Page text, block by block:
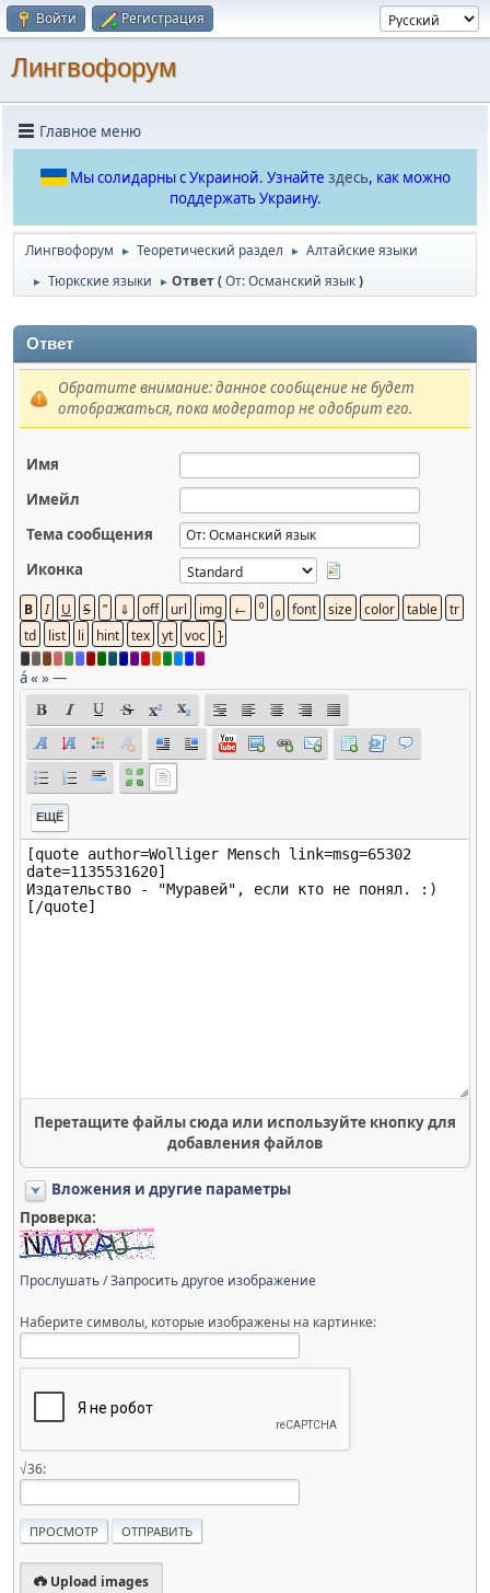
Войти Регистрация
Лингвофорум
Главное меню
Мы солидарны с Украиной. Узнайте здесь, как можно
поддержать Украину.
Лингвофорум ► Теоретический раздел ► Алтайские языки
► Тюркские языки ► Ответ (От: Османский язык)
Ответ
Обратите внимание: данное сообщение не будет
отображаться, пока модератор не одобрит его.
Имя
Имейл
Тема сообщения
Иконка
á« »—
ЕЩЁ
Перетащите файлы сюда или используйте кнопку для
добавления файлов
Вложения и другие параметры
Проверка:
Прослушать/Запросить другое изображение
Наберите символы, которые изображены на картинке:
√36:
Upload images